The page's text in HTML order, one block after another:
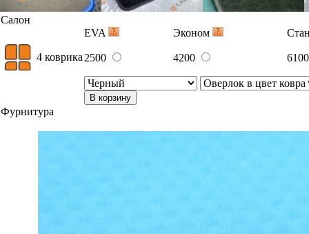
Салон
EVA
Эконом
4 коврика 2500 4200
В корзину
Фурнитура